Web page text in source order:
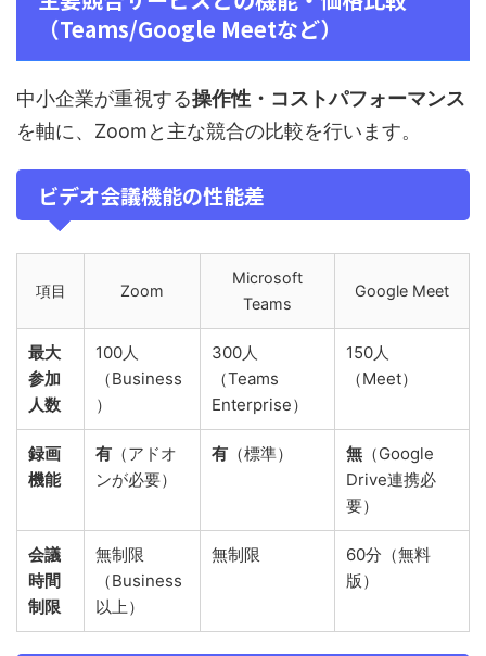
（Teams/Google Meetなど）
中小企業が重視する操作性・コストパフォーマンス
を軸に、Zoomと主な競合の比較を行います。
ビデオ会議機能の性能差
項目 Zoom
Microsoft
Teams
Google Meet
最大
参加
人数
100人
（Business
）
300人
（Teams
Enterprise）
150人
（Meet）
録画
機能
有 （アドオ
ンが必要）
有 （標準） 無 （Google
Drive連携必
要）
会議
時間
制限
無制限
（Business
以上）
無制限
60分（無料
版）